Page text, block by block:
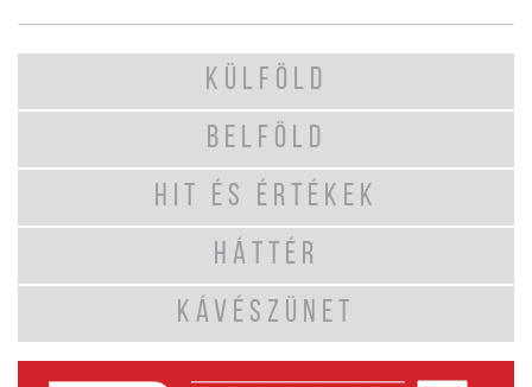
KÜLFÖLD
BELFÖLD
HIT ÉS ÉRTÉKEK
HÁTTÉR
KÁVÉSZÜNET